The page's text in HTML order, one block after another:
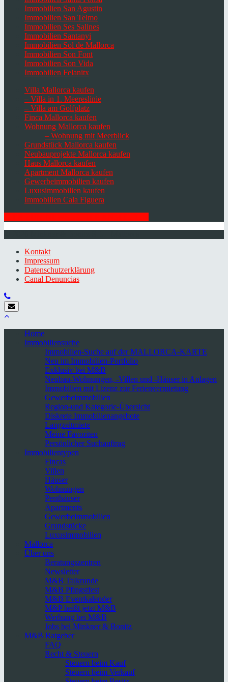
Immobilien San Agustin
Immobilien San Telmo
Immobilien Ses Salines
Immobilien Santanyi
Immobilien Sol de Mallorca
Immobilien Son Font
Immobilien Son Vida
Immobilien Felanitx
Villa Mallorca kaufen
– Villa in 1. Meereslinie
– Villa am Golfplatz
Finca Mallorca kaufen
Wohnung Mallorca kaufen
– Wohnung mit Meerblick
Grundstück Mallorca kaufen
Neubauprojekte Mallorca kaufen
Haus Mallorca kaufen
Apartment Mallorca kaufen
Gewerbeimmobilien kaufen
Luxusimmobilien kaufen
Immobilien Cala Figuera
Kontakt
Impressum
Datenschutzerklärung
Canal Denuncias
Home
Immobiliensuche
Immobilien-Suche auf der MALLORCA-KARTE
Neu im Immobilien-Portfolio
Exklusiv bei M&B
Neubau-Wohnungen, -Villen und -Häuser in Anlagen
Immobilien mit Lizenz zur Ferienvermietung
Gewerbeimmobilien
Region-und Kategorie-Übersicht
Diskrete Immobilienangebote
Langzeitmiete
Meine Favoriten
Persönlicher Suchauftrag
Immobilientypen
Fincas
Villen
Häuser
Wohnungen
Penthäuser
Apartments
Gewerbeimmobilien
Grundstücke
Luxusimmobilien
Mallorca
Über uns
Beratungszentren
Newsletter
M&B Talkrunde
M&B Pfingstfest
M&B Eventkalender
M&P heißt jetzt M&B
Werbung bei M&B
Jobs bei Minkner & Bonitz
M&B Ratgeber
FAQ
Recht & Steuern
Steuern beim Kauf
Steuern beim Verkauf